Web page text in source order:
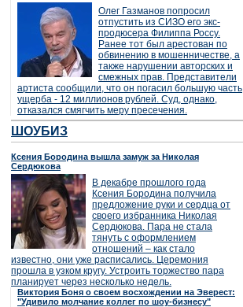
Олег Газманов попросил
отпустить из СИЗО его экс-
продюсера Филиппа Россу.
Ранее тот был арестован по
обвинению в мошенничестве, а
также нарушении авторских и
смежных прав. Представители
артиста сообщили, что он погасил большую часть
ущерба - 12 миллионов рублей. Суд, однако,
отказался смягчить меру пресечения.
ШОУБИЗ
Ксения Бородина вышла замуж за Николая
Сердюкова
В декабре прошлого года
Ксения Бородина получила
предложение руки и сердца от
своего избранника Николая
Сердюкова. Пара не стала
тянуть с оформлением
отношений – как стало
известно, они уже расписались. Церемония
прошла в узком кругу. Устроить торжество пара
планирует через несколько недель.
Виктория Боня о своем восхождении на Эверест:
"Удивило молчание коллег по шоу-бизнесу"